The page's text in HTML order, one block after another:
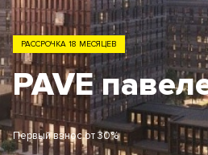
РАССРОЧКА 18 МЕСЯЦЕВ
PAVE
Первый взнос от 30%